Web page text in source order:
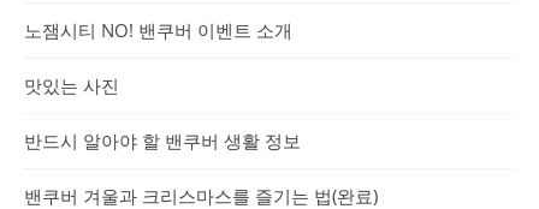
노잼시티 NO! 밴쿠버 이벤트 소개
맛있는 사진
반드시 알아야 할 밴쿠버 생활 정보
밴쿠버 겨울과 크리스마스를 즐기는 법(완료)